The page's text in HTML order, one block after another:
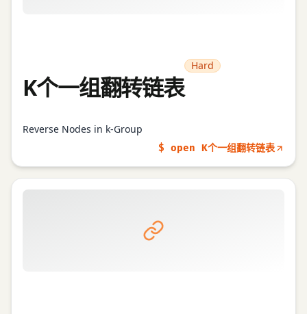
K个一组翻转链表
Hard
Reverse Nodes in k-Group
$ open K个一组翻转链表